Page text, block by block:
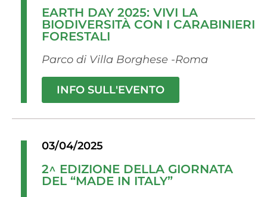
EARTH DAY 2025: VIVI LA
BIODIVERSITÀ CON I CARABINIERI
FORESTALI
Parco di Villa Borghese -Roma
INFO SULL'EVENTO
03/04/2025
2^ EDIZIONE DELLA GIORNATA
DEL “MADE IN ITALY”